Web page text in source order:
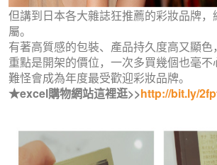
但講到日本各大雜誌狂推薦的彩妝品牌，
屬。
有著高質感的包裝、產品持久度高又顯色，
重點是開架的價位，一次多買幾個也毫不
難怪會成為年度最受歡迎彩妝品牌。
★excel購物網站這裡逛>>http://bit.ly/